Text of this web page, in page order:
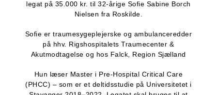
legat på 35.000 kr. til 32-årige Sofie Sabine Borch
Nielsen fra Roskilde.
Sofie er traumesygeplejerske og ambulanceredder
på hhv. Rigshospitalets Traumecenter &
Akutmodtagelse og hos Falck, Region Sjælland
Hun læser Master i Pre-Hospital Critical Care
(PHCC) – som er et deltidsstudie på Universitetet i